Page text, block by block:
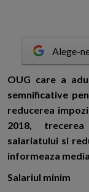
Alege-
OUG care a
semnificative
reducerea
2018,
salariatului si
informeaza
Salariul minim